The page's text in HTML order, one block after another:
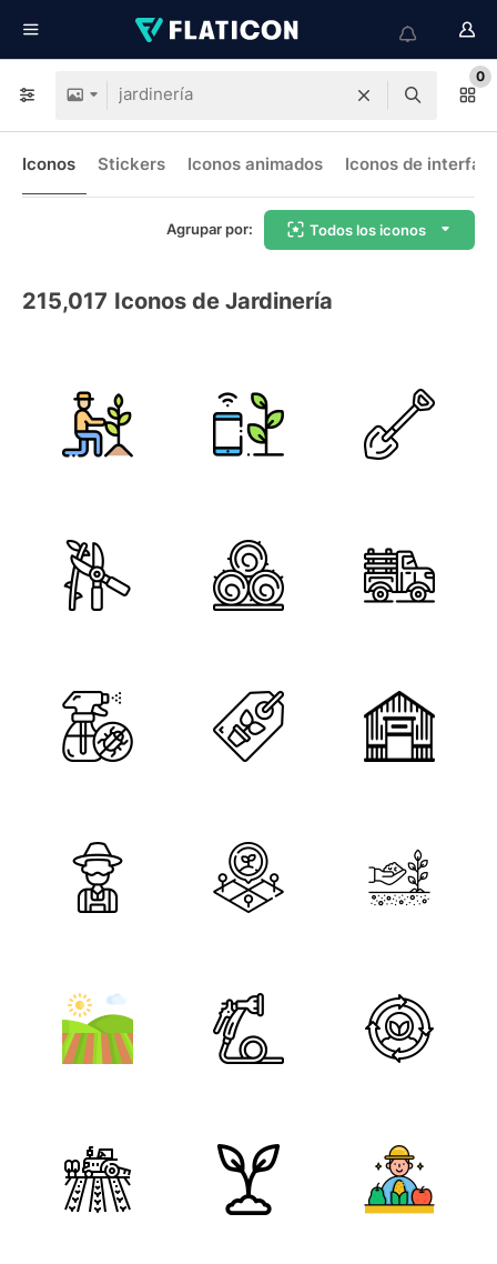
0
Iconos Stickers Iconos animados Iconos de interfaz
Agrupar por: Todos los iconos
215,017 Iconos de Jardinería